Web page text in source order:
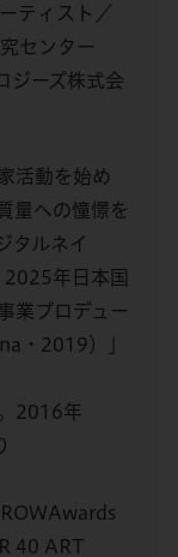
ティスト／
センター
ジーズ株式会
活動を始め
量への憧憬を
タルネイ
年日本国
業プロデュー
・2019）」
2016年
40 ART